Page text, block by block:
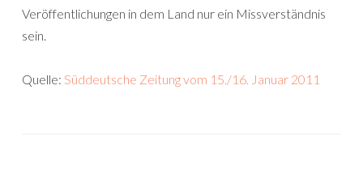
Veröffentlichungen in dem Land nur ein Missverständnis
sein.
Quelle: Süddeutsche Zeitung vom 15./16. Januar 2011